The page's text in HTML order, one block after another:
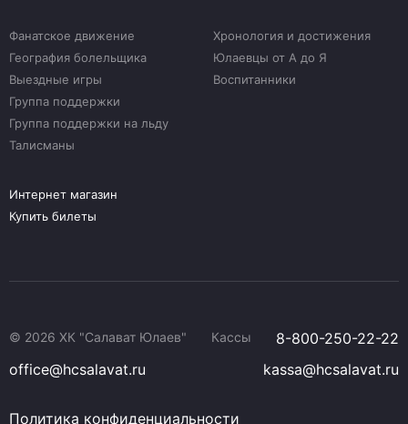
Фанатское движение
География болельщика
Выездные игры
Группа поддержки
Группа поддержки на льду
Талисманы
Хронология и достижения
Юлаевцы от А до Я
Воспитанники
Интернет магазин
Купить билеты
© 2026 ХК "Салават Юлаев" Кассы
8-800-250-22-22
office@hcsalavat.ru
kassa@hcsalavat.ru
Политика конфиденциальности